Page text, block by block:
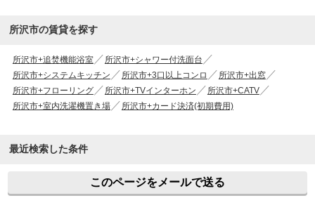
所沢市の賃貸を探す
所沢市+追焚機能浴室
所沢市+シャワー付洗面台
所沢市+システムキッチン
所沢市+3口以上コンロ
所沢市+出窓
所沢市+フローリング
所沢市+TVインターホン
所沢市+CATV
所沢市+室内洗濯機置き場
所沢市+カード決済(初期費用)
最近検索した条件
このページをメールで送る